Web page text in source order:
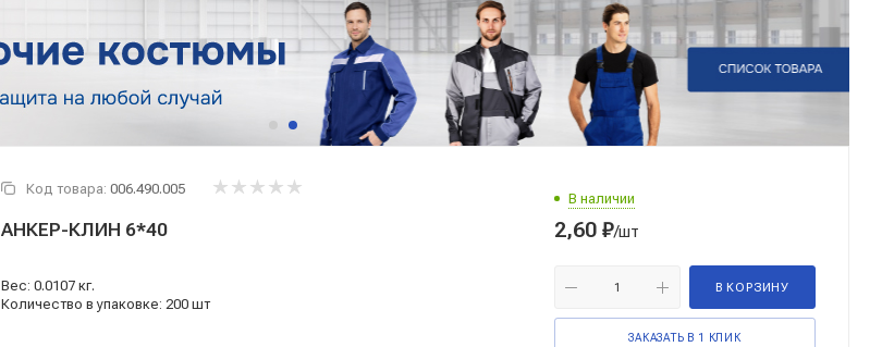
Код товара: 006.490.005
АНКЕР-КЛИН 6*40
Вес: 0.0107 кг.
Количество в упаковке: 200 шт
В наличии
2,60 ₽/шт
В КОРЗИНУ
ЗАКАЗАТЬ В 1 КЛИК